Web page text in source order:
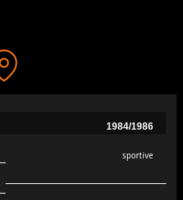
1984/1986
sportive